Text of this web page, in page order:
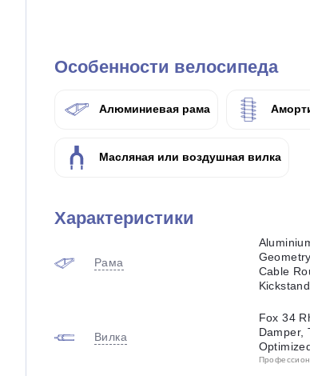
Особенности велосипеда
Алюминиевая рама
Масляная или воздушная вилка
Характеристики
Рама
Cable
Вилка
Fox 34
Damper,